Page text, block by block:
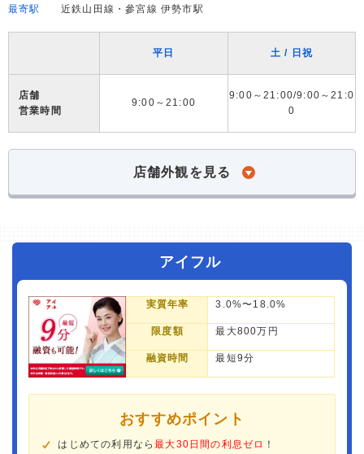
最寄駅
近鉄山田線・參宮線 伊勢市駅
平日 土 / 日祝
店舗
営業時間
9:00～21:00
9:00～21:00/9:00～21:0
0
店舗外観を見る
アイフル
実質年率 3.0%〜18.0%
限度額 最大800万円
融資時間 最短9分
おすすめポイント
はじめての利用なら最大30日間の利息ゼロ ！